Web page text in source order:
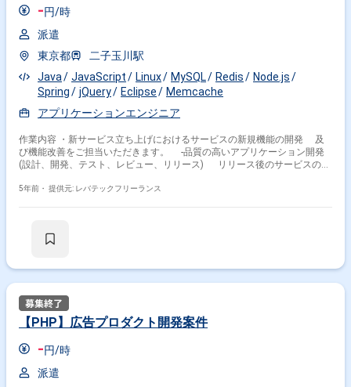
-円/時
派遣
東京都
二子玉川駅
Java
JavaScript Linux MySQL Redis
Node.js
Spring
jQuery Eclipse
Memcache
アプリケーションエンジニア
作業内容 ・新サービス立ち上げにおけるサービスの新規機能の開発 及
び機能改善をご担当いただきます。 -品質の高いアプリケーション開発
(設計、開発、テスト、レビュー、リリース) リリース後のサービスの運
5年前・ 提供元: レバテックフリーランス
【PHP】広告プロダクト開発案件
-円/時
派遣